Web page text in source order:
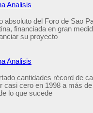
Analisis
absoluto del Foro de Sao
financiada en gran
su proyecto
Analisis
cantidades récord de
cero en 1998 a más
lo que sucede